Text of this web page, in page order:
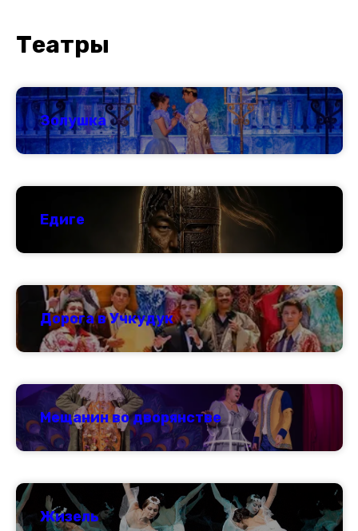
Театры
Золушка
Едиге
Дорога в Учкудук
Мещанин во дворянстве
Жизель